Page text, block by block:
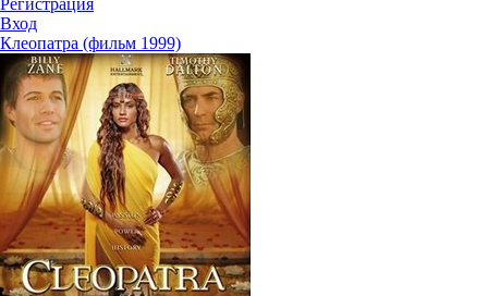
Регистрация
Вход
Клеопатра (фильм 1999)